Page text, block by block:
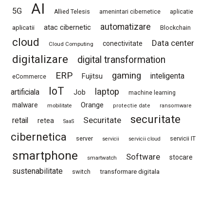
5G AI Allied Telesis amenintari cibernetice aplicatie
aplicatii atac cibernetic automatizare Blockchain
cloud Cloud Computing conectivitate Data center
digitalizare digital transformation
eCommerce ERP Fujitsu gaming
inteligenta
artificiala
IoT Job laptop machine learning
malware mobilitate Orange protectie date ransomware
retail retea SaaS Securitate
securitate
cibernetica
server servicii servicii cloud servicii IT
smartphone smartwatch Software stocare
sustenabilitate switch transformare digitala